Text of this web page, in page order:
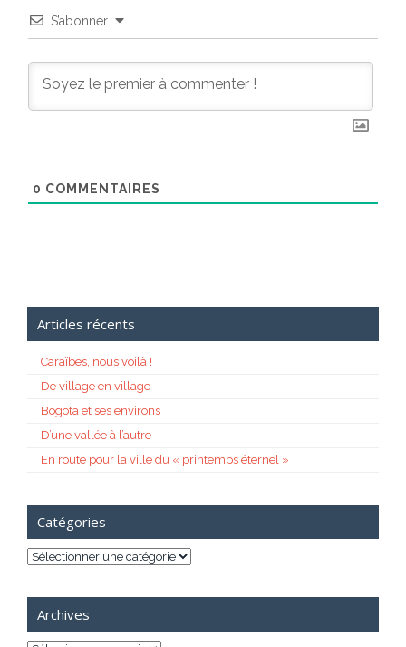
S’abonner
0 COMMENTAIRES
Articles récents
Caraïbes, nous voilà !
De village en village
Bogota et ses environs
D’une vallée à l’autre
En route pour la ville du « printemps éternel »
Catégories
Catégories
Archives